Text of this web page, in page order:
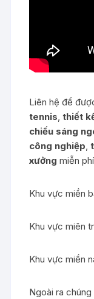
Liên hệ để
tennis,thiết
chiếu sáng
công nghiệp,
xưởng miễn
Khu vực miền
Khu vực miên
Khu vực miền
Ngoài ra